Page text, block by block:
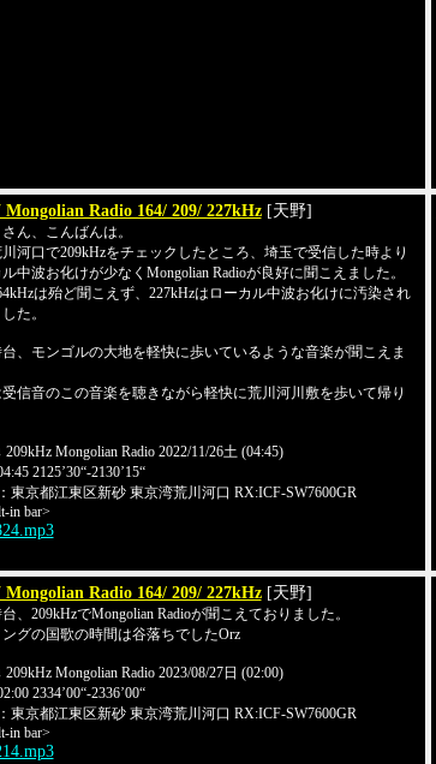
Mongolian Radio 164/ 209/ 227kHz [天野]
ん、こんばんは。
河口で209kHzをチェックしたところ、埼玉で受信した時より
中波お化けが少なくMongolian Radioが良好に聞こえました。
は殆ど聞こえず、227kHzはローカル中波お化けに汚染され
た。
台、モンゴルの大地を軽快に歩いているような音楽が聞こえま
信音のこの音楽を聴きながら軽快に荒川河川敷を歩いて帰り
209kHz Mongolian Radio 2022/11/26土 (04:45)
2125’30“-2130’15“
東京都江東区新砂 東京湾荒川河口 RX:ICF-SW7600GR
in bar>
Mongolian Radio 164/ 209/ 227kHz [天野]
、209kHzでMongolian Radioが聞こえておりました。
グの国歌の時間は谷落ちでしたOrz
209kHz Mongolian Radio 2023/08/27日 (02:00)
2334’00“-2336’00“
東京都江東区新砂 東京湾荒川河口 RX:ICF-SW7600GR
in bar>